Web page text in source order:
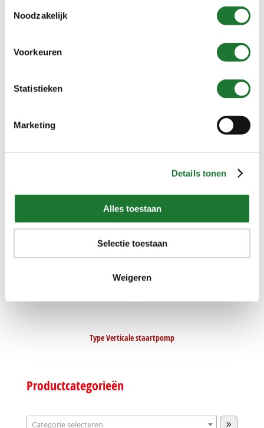
Noodzakelijk
Voorkeuren
Statistieken
Marketing
Details tonen
Alles toestaan
Selectie toestaan
Weigeren
Type Verticale staartpomp
Productcategorieën
Categorie